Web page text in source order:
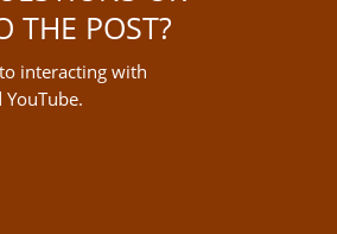
THE POST?
interacting with